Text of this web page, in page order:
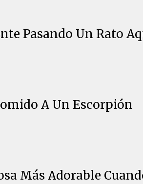
Pasando Un Rato
A Un Escorpión
Más Adorable